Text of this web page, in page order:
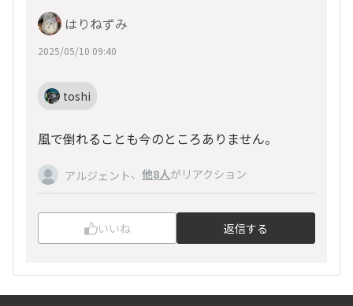
はりねずみ
2025/05/10 09:40
toshi
風で倒れることも今のところありません。
アルジェント、 他8人がリアクション
いいね 返信する